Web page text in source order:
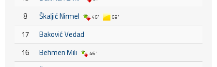
8 Škaljić Nirmel 46' 69'
17
Baković Vedad
16
Behmen Mili 46'